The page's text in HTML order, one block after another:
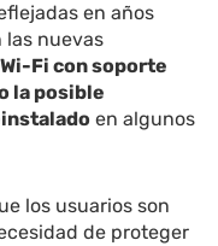
en años
las nuevas
Wi-Fi con soporte
la posible
en algunos
los usuarios son
de proteger